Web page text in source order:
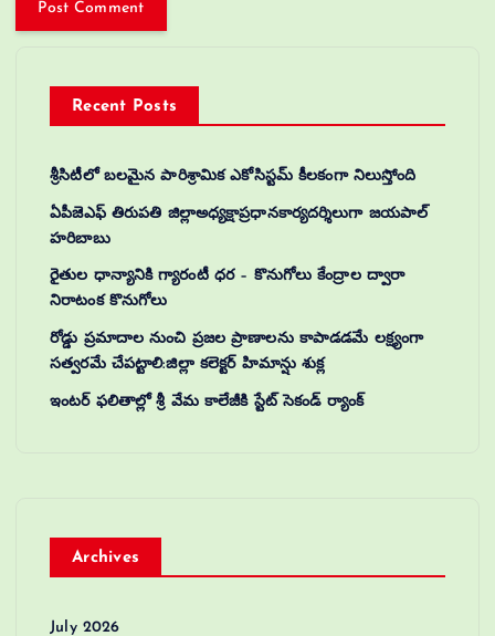
Recent Posts
శ్రీసిటీలో బలమైన పారిశ్రామిక ఎకోసిస్టమ్ కీలకంగా నిలుస్తోంది
ఏపీజెఎఫ్ తిరుపతి జిల్లాఅధ్యక్షాప్రధానకార్యదర్శిలుగా జయపాల్
హరిబాబు
రైతుల ధాన్యానికి గ్యారంటీ ధర – కొనుగోలు కేంద్రాల ద్వారా
నిరాటంక కొనుగోలు
రోడ్డు ప్రమాదాల నుంచి ప్రజల ప్రాణాలను కాపాడడమే లక్ష్యంగా
సత్వరమే చేపట్టాలి:జిల్లా కలెక్టర్‌ హిమాన్షు శుక్ల
ఇంటర్ ఫలితాల్లో శ్రీ వేమ కాలేజీకి స్టేట్ సెకండ్ ర్యాంక్
Archives
July 2026